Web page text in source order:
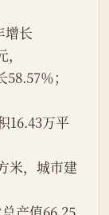
增长
％；
米，城市建